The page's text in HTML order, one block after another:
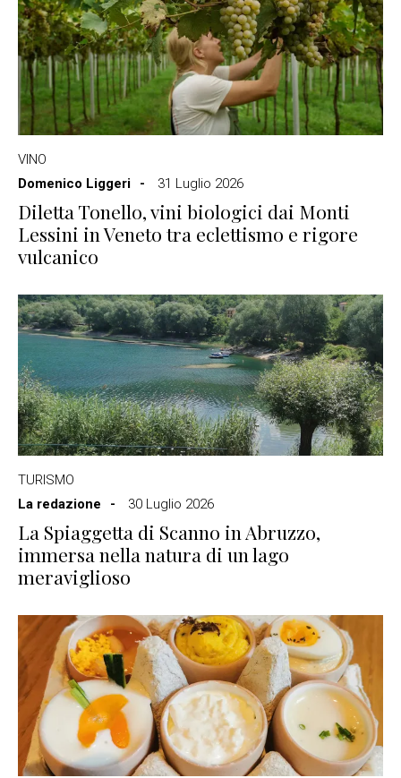
VINO
Domenico Liggeri
31 Luglio 2026
Diletta Tonello, vini biologici dai Monti
Lessini in Veneto tra eclettismo e rigore
vulcanico
TURISMO
La redazione
30 Luglio 2026
La Spiaggetta di Scanno in Abruzzo,
immersa nella natura di un lago
meraviglioso